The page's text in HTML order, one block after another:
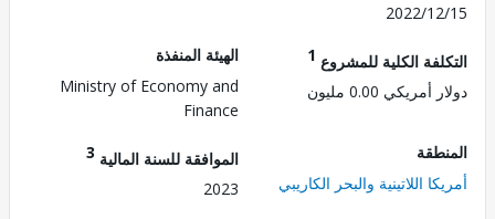
2022/
الكلية للمشروع1
0.00 مليون
الهيئة المنفذة
Ministry of Economy and
اللاتينية والبحر الكاريبي
الموافقة للسنة المالية3
2023